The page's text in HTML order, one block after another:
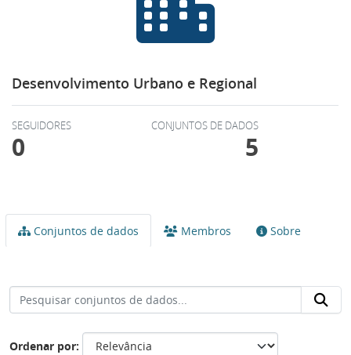
Desenvolvimento Urbano e Regional
SEGUIDORES
0
CONJUNTOS DE DADOS
5
Conjuntos de dados Membros Sobre
Ordenar por